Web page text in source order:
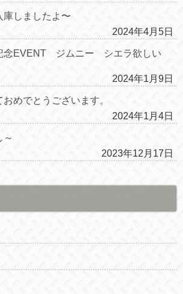
しましたよ〜
2024年4月5日
念EVENT ジムニー シエラ欲しい
2024年1月9日
めでとうございます。
2024年1月4日
2023年12月17日